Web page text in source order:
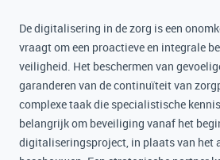
De digitalisering in de zorg is een
vraagt om een proactieve en integrale
veiligheid. Het beschermen van
garanderen van de continuïteit van
complexe taak die specialistische
belangrijk om beveiliging vanaf het
digitaliseringsproject, in plaats van het